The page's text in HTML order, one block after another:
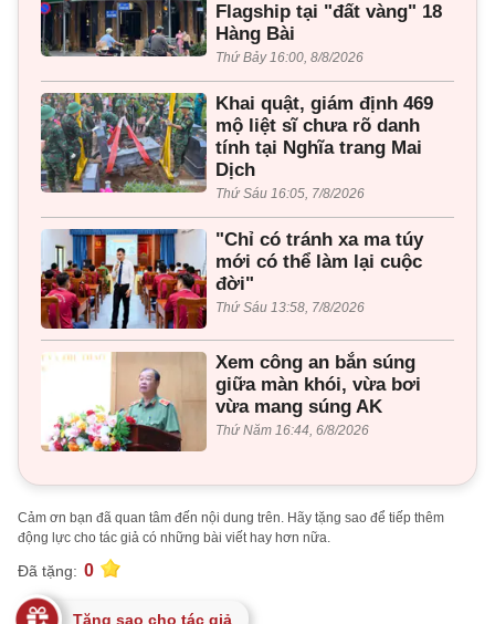
Flagship tại "đất vàng" 18
Hàng Bài
Thứ Bảy 16:00, 8/8/2026
Khai quật, giám định 469
mộ liệt sĩ chưa rõ danh
tính tại Nghĩa trang Mai
Dịch
Thứ Sáu 16:05, 7/8/2026
"Chỉ có tránh xa ma túy
mới có thể làm lại cuộc
đời"
Thứ Sáu 13:58, 7/8/2026
Xem công an bắn súng
giữa màn khói, vừa bơi
vừa mang súng AK
Thứ Năm 16:44, 6/8/2026
Cảm ơn bạn đã quan tâm đến nội dung trên. Hãy tặng sao để tiếp thêm
động lực cho tác giả có những bài viết hay hơn nữa.
Đã tặng: 0
Tặng sao cho tác giả